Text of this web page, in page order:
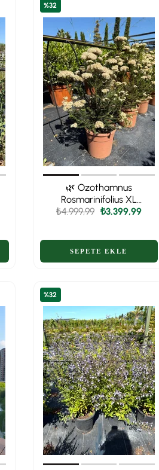
🌿 Ozothamnus
Rosmarinifolius XL
Dolgun Form - Doğanın
₺3.399,99
₺4.999,99
%32
%32